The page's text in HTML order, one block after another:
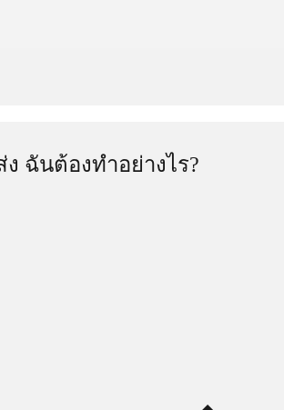
ฉันต้องทำอย่างไร?